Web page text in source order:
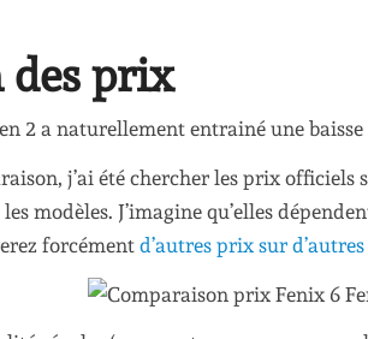
des prix
2 a naturellement entrainé une
j’ai été chercher les prix officiels
modèles. J’imagine qu’elles
forcément d’autres prix sur